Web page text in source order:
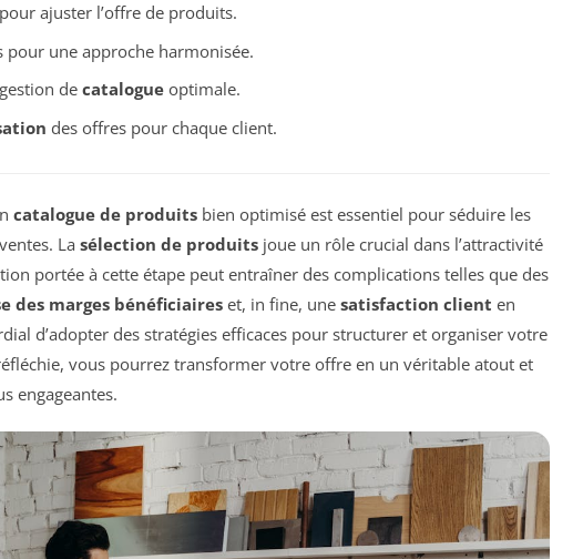
ajuster l’offre de produits.
pour une approche harmonisée.
de catalogueoptimale.
des offres pour chaque client.
catalogue de produits bien optimisé est essentiel pour séduire les
La sélection de produits joue un rôle crucial dans l’attractivité
portée à cette étape peut entraîner des complications telles que des
des marges bénéficiaires et, in fine, une satisfaction client en
d’adopter des stratégies efficaces pour structurer et organiser votre
vous pourrez transformer votre offre en un véritable atout et
engageantes.